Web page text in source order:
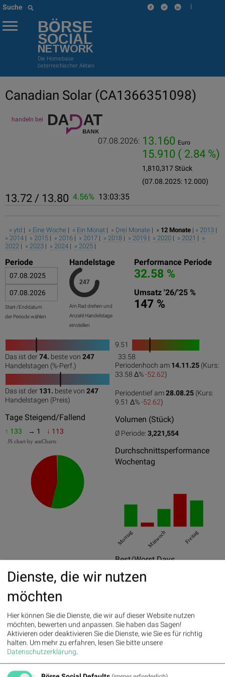
Suche |
BÖRSE
SOCIAL
NETWORK
Die Homebase
österreichischer Aktien
Canadian Solar (CA1366351098)
handeln bei
07.08.2026: 13.160 Euro
15.910 ( 2.84 %)
1,810,317 Stück
(07.08.2025: 12.000)
13.72 / 13.80 4.56% 13:03:35
» ytd | » Eine Woche | » Ein Monat | » Drei Monate | » 12 Monate | » 2013 |
» 2014 | » 2015 | » 2016 | » 2017 | » 2018 | » 2019 | » 2020 | » 2021 | »
2022 | » 2023 | » 2024 | » 2025 |
Periode
Start-/Enddatum
der Periode wählen
Handelstage
Am Rad drehen und
Anzahl Handelstage
einstellen
Performance Periode
32.58 %
Umsatz '26/'25 %
147 %
Das ist der74. beste von 247
Handelstagen (%-Perf.)
Das ist der 131. beste von 247
Handelstagen (Preis)
Tage Steigend/Fallend
↑ 133 → 1 ↓ 113
JS chart by amCharts
9.51
1
100
33.58
Periodenhoch am 14.11.25 (Kurs:
33.58 Δ%-52.62)
Periodentief am28.08.25 (Kurs:
9.51 Δ%-52.62)
Volumen (Stück)
Ø Periode: 3,221,554
Durchschnittsperformance
Wochentag
Montag Mittwoch Freitag
Best/Worst Days
14.11.2025
19.03.2026 -26.94%
20.11.2025 -18.76%
21.08.2025 -18.55%
Dienste, die wir nutzen
möchten
Hier können Sie die Dienste, die wir auf dieser Website nutzen
möchten, bewerten und anpassen. Sie haben das Sagen!
Aktivieren oder deaktivieren Sie die Dienste, wie Sie es für richtig
halten. Um mehr zu erfahren, lesen Sie bitte unsere
Datenschutzerklärung.